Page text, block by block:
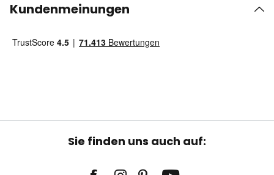
Kundenmeinungen
Sie finden uns auch auf: